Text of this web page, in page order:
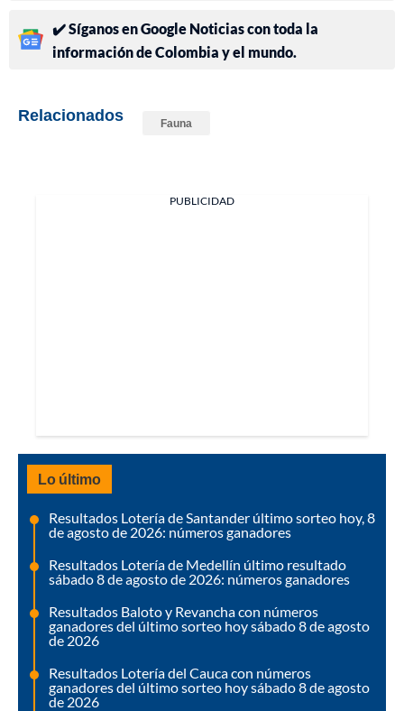
✔️ Síganos en Google Noticias con toda la
información de Colombia y el mundo.
Relacionados Fauna
PUBLICIDAD
Lo último
Resultados Lotería de Santander último sorteo hoy, 8
de agosto de 2026: números ganadores
Resultados Lotería de Medellín último resultado
sábado 8 de agosto de 2026: números ganadores
Resultados Baloto y Revancha con números
ganadores del último sorteo hoy sábado 8 de agosto
de 2026
Resultados Lotería del Cauca con números
ganadores del último sorteo hoy sábado 8 de agosto
de 2026